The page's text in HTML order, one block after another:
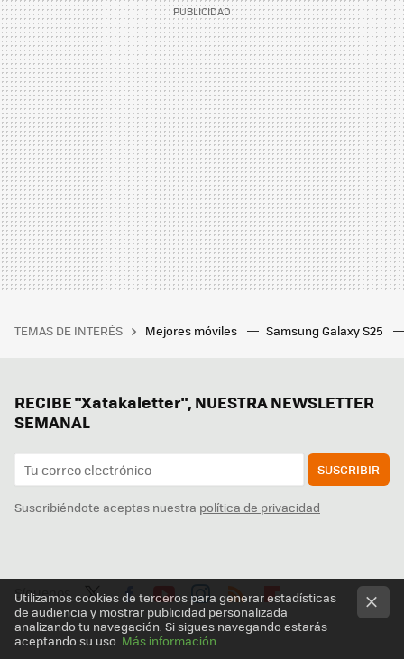
TEMAS DE INTERÉS Mejores móviles Samsung Galaxy S25
RECIBE "Xatakaletter", NUESTRA NEWSLETTER
SEMANAL
SUSCRIBIR
Suscribiéndote aceptas nuestra política de privacidad
Síguenos
Twit
ter
Fac
ebo
You
tub
Inst
agr
RSS Flip
Utilizamos cookies de terceros para generar estadísticas
de audiencia y mostrar publicidad personalizada
analizando tu navegación. Si sigues navegando estarás
aceptando su uso. Más información